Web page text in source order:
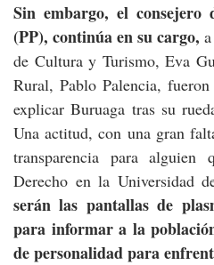
Sin embargo, el consejero
(PP), continúa en su cargo,
de Cultura y Turismo, Eva
Rural, Pablo Palencia,
explicar Buruaga tras su
Una actitud, con una gran
transparencia para
Derecho en la Universidad
serán las pantallas de
para informar a la
de personalidad para